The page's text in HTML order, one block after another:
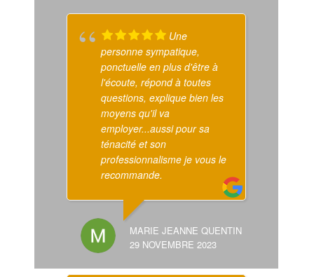
Une
personne sympatique,
ponctuelle en plus d'être à
l'écoute, répond à toutes
questions, explique bien les
moyens qu'il va
employer...aussi pour sa
ténacité et son
professionnalisme je vous le
recommande.
MARIE JEANNE QUENTIN
29 NOVEMBRE 2023